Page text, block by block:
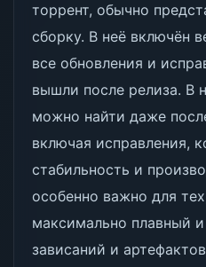
торрент, обычно
сборку. В неё включён
все обновления и
вышли после релиза. В
можно найти даже
включая исправления,
стабильность и
особенно важно для
максимально плавный
зависаний и